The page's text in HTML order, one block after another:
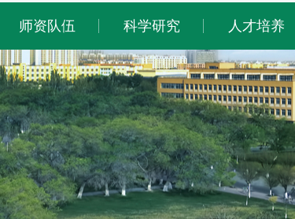
师资队伍 科学研究 人才培养